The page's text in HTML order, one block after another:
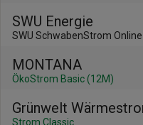
SWU Energie
SWU SchwabenStrom Online
MONTANA
ÖkoStrom Basic (12M)
Grünwelt
Strom Classic